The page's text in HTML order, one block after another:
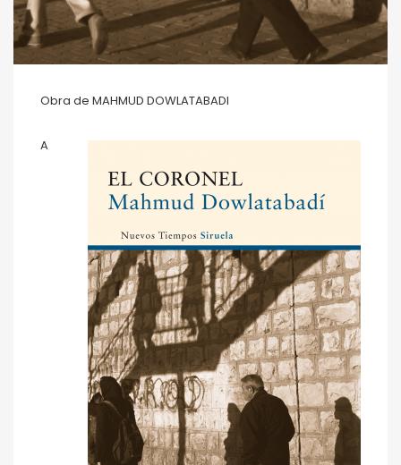
Obra de MAHMUD DOWLATABADI
A